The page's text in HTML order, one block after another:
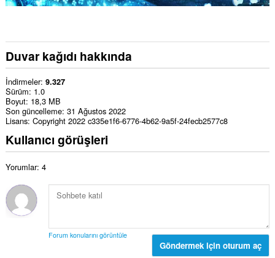
Duvar kağıdı hakkında
İndirmeler 9.327
Sürüm 1.0
Boyut 18,3 MB
Son güncelleme 31 Ağustos 2022
Lisans Copyright 2022 c335e1f6-6776-4b62-9a5f-24fecb2577c8
Kullanıcı görüşleri
Yorumlar: 4
Forum konularını görüntüle
Göndermek için oturum aç